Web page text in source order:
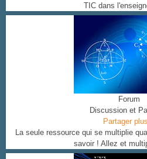
TIC dans
Forum
Discussion et
Partager
La seule ressource qui se multiplie
savoir ! Allez et